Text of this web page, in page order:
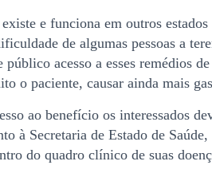
e funciona em outros
de algumas pessoas a
público acesso a esses remédios
o paciente, causar ainda mais
ao benefício os interessados
à Secretaria de Estado de
do quadro clínico de suas